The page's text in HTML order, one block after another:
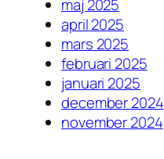
maj 2025
april 2025
mars 2025
februari 2025
januari 2025
december 2024
november 2024